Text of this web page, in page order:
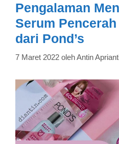
Pengalaman
Serum
dari Pond’s
7 Maret 2022 olehAntin